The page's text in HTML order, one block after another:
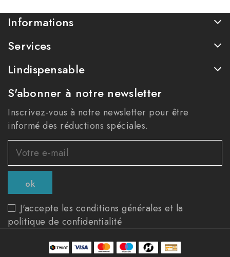
Informations
Services
Lindispensable
S'abonner à notre newsletter
Inscrivez-vous à notre newsletter pour être
informé des réductions spéciales.
J'accepte les conditions générales et la
politique de confidentialité